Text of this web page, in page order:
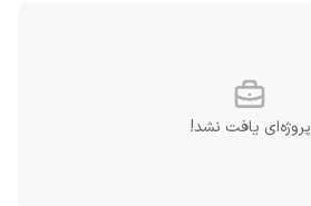
پروژه‌ای یافت نشد!